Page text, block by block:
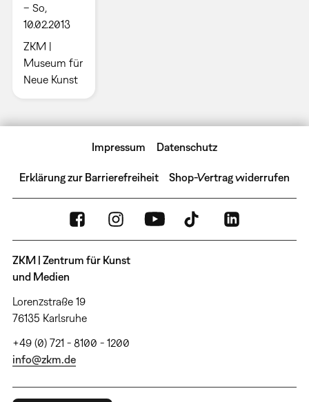
– So,
10.02.2013
ZKM |
Museum für
Neue Kunst
Impressum Datenschutz
Erklärung zur Barrierefreiheit Shop-Vertrag widerrufen
ZKM | Zentrum für Kunst
und Medien
Lorenzstraße 19
76135 Karlsruhe
+49 (0) 721 - 8100 - 1200
info@zkm.de